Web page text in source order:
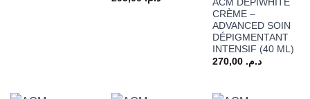
ACM DÉPIWHITE
CRÈME –
ADVANCED SOIN
DÉPIGMENTANT
INTENSIF (40 ML)
د.م. 270,00